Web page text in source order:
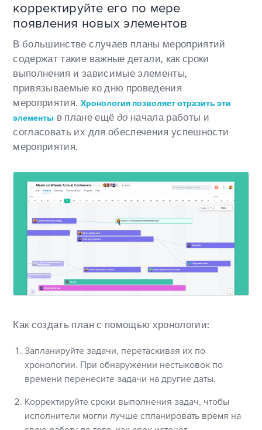
корректируйте его по мере
появления новых элементов
В большинстве случаев планы мероприятий
содержат такие важные детали, как сроки
выполнения и зависимые элементы,
привязываемые ко дню проведения
мероприятия. Хронология позволяет отразить эти
элементы в плане ещё до начала работы и
согласовать их для обеспечения успешности
мероприятия.
Как создать план с помощью хронологии:
Запланируйте задачи, перетаскивая их по
хронологии. При обнаружении нестыковок по
времени перенесите задачи на другие даты.
Корректируйте сроки выполнения задач, чтобы
исполнители могли лучше спланировать время на